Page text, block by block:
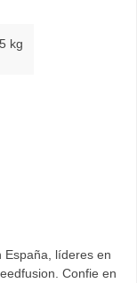
kg
España, líderes en
Confie en